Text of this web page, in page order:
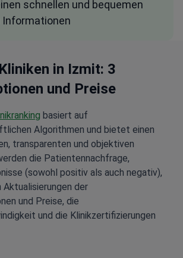
schnellen und bequemen
Informationen
in Izmit: 3
und Preise
basiert auf
Algorithmen und bietet einen
transparenten und objektiven
die Patientennachfrage,
(sowohl positiv als auch negativ),
der
und Preise, die
und die Klinikzertifizierungen